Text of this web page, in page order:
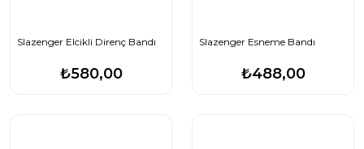
Slazenger Elcikli Direnç Bandı
₺580,00
Slazenger Esneme Bandı
₺488,00